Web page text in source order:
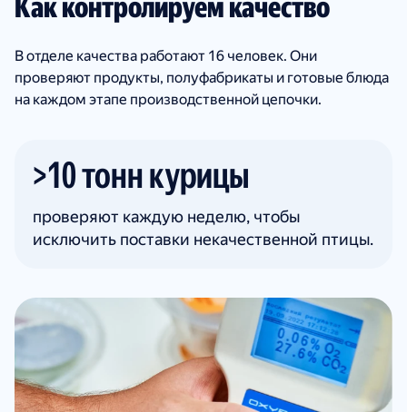
Как контролируем качество
В отделе качества работают 16 человек. Они
проверяют продукты, полуфабрикаты и готовые блюда
на каждом этапе производственной цепочки.
>10 тонн курицы
проверяют каждую неделю, чтобы
исключить поставки некачественной птицы.